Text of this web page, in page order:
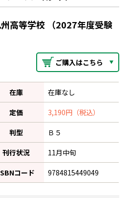
高等学校 （2027年度受験
ご購入はこちら
在庫 在庫なし
定価 3,190円（税込）
判型 Ｂ５
刊行状況 11月中旬
コード 9784815449049